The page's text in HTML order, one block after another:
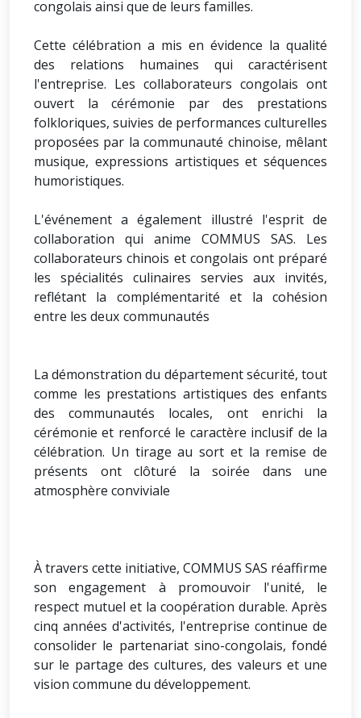
congolais ainsi que de leurs familles.
Cette célébration a mis en évidence la qualité
des relations humaines qui caractérisent
l'entreprise. Les collaborateurs congolais ont
ouvert la cérémonie par des prestations
folkloriques, suivies de performances culturelles
proposées par la communauté chinoise, mêlant
musique, expressions artistiques et séquences
humoristiques.
L'événement a également illustré l'esprit de
collaboration qui anime COMMUS SAS. Les
collaborateurs chinois et congolais ont préparé
les spécialités culinaires servies aux invités,
reflétant la complémentarité et la cohésion
entre les deux communautés
La démonstration du département sécurité, tout
comme les prestations artistiques des enfants
des communautés locales, ont enrichi la
cérémonie et renforcé le caractère inclusif de la
célébration. Un tirage au sort et la remise de
présents ont clôturé la soirée dans une
atmosphère conviviale
À travers cette initiative, COMMUS SAS réaffirme
son engagement à promouvoir l'unité, le
respect mutuel et la coopération durable. Après
cinq années d'activités, l'entreprise continue de
consolider le partenariat sino-congolais, fondé
sur le partage des cultures, des valeurs et une
vision commune du développement.